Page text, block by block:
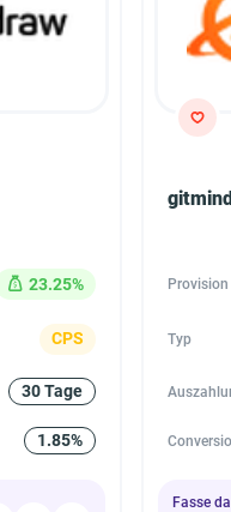
23.25%
CPS
30 Tage
1.85%
Provision
Typ
Fasse